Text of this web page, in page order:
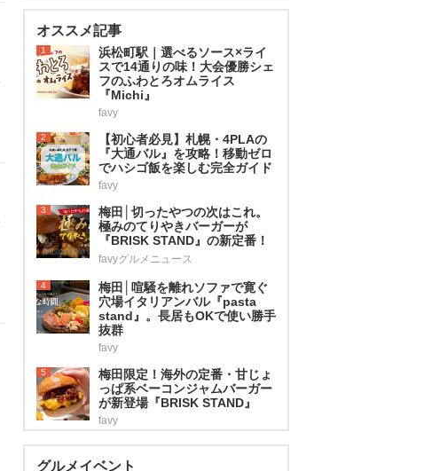
オススメ記事
1
浜松町駅｜選べるソース×ライ
スで14通りの味！大会優勝シェ
フのふわとろオムライス
『Michi』
favy
2
【初心者必見】札幌・4PLAの
『大通バル』を攻略！移動ゼロ
でハシゴ飯を楽しむ完全ガイド
favy
3
梅田│切ったやつの次はこれ。
極みのてりやきバーガーが
『BRISK STAND』の新定番！
favyグルメニュース
4
梅田│喧騒を離れソファで寛ぐ
穴場イタリアンバル『pasta
stand』。長居もOKで使い勝手
抜群
favy
5
梅田限定！海外の定番・甘じょ
っぱ系ベーコンジャムバーガー
が新登場『BRISK STAND』
favy
グルメイベント